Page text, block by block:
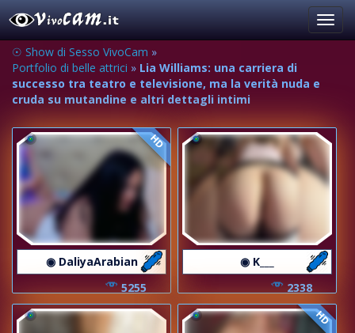
☉ Show di Sesso VivoCam »
Portfolio di belle attrici » Lia Williams: una carriera di
successo tra teatro e televisione, ma la verità nuda e
cruda su mutandine e altri dettagli intimi
HD
◉ DaliyaArabian
5255
◉ K___
2338
HD